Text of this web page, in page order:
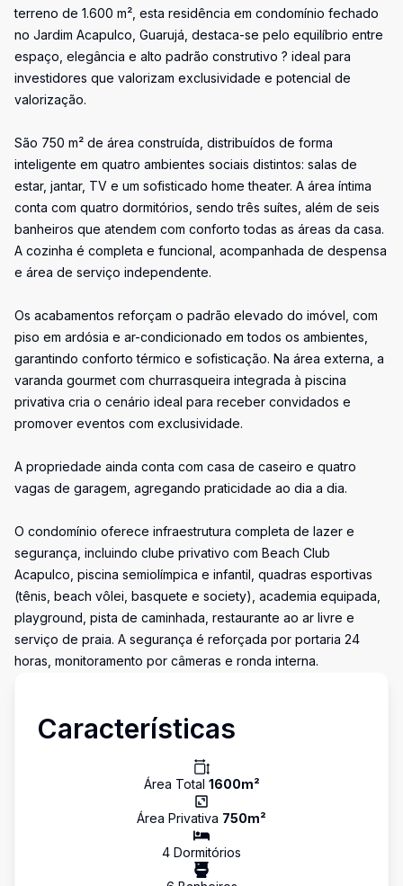
terreno de 1.600 m², esta residência em condomínio fechado
no Jardim Acapulco, Guarujá, destaca-se pelo equilíbrio entre
espaço, elegância e alto padrão construtivo ? ideal para
investidores que valorizam exclusividade e potencial de
valorização.
São 750 m² de área construída, distribuídos de forma
inteligente em quatro ambientes sociais distintos: salas de
estar, jantar, TV e um sofisticado home theater. A área íntima
conta com quatro dormitórios, sendo três suítes, além de seis
banheiros que atendem com conforto todas as áreas da casa.
A cozinha é completa e funcional, acompanhada de despensa
e área de serviço independente.
Os acabamentos reforçam o padrão elevado do imóvel, com
piso em ardósia e ar-condicionado em todos os ambientes,
garantindo conforto térmico e sofisticação. Na área externa, a
varanda gourmet com churrasqueira integrada à piscina
privativa cria o cenário ideal para receber convidados e
promover eventos com exclusividade.
A propriedade ainda conta com casa de caseiro e quatro
vagas de garagem, agregando praticidade ao dia a dia.
O condomínio oferece infraestrutura completa de lazer e
segurança, incluindo clube privativo com Beach Club
Acapulco, piscina semiolímpica e infantil, quadras esportivas
(tênis, beach vôlei, basquete e society), academia equipada,
playground, pista de caminhada, restaurante ao ar livre e
serviço de praia. A segurança é reforçada por portaria 24
horas, monitoramento por câmeras e ronda interna.
Características
Área Total 1600m²
Área Privativa 750m²
4 Dormitórios